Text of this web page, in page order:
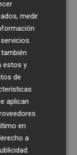
medir
también
estos y
de
aplican
en
a